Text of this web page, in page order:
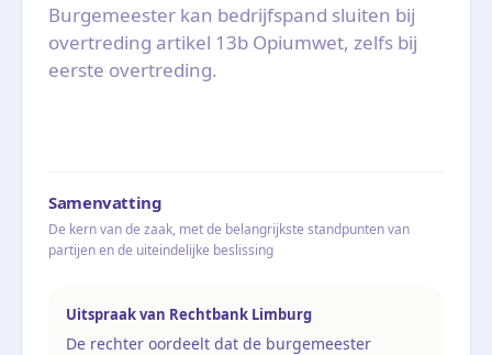
Burgemeester kan bedrijfspand sluiten bij
overtreding artikel 13b Opiumwet, zelfs bij
eerste overtreding.
Samenvatting
De kern van de zaak, met de belangrijkste standpunten van
partijen en de uiteindelijke beslissing
Uitspraak van Rechtbank Limburg
De rechter oordeelt dat de burgemeester